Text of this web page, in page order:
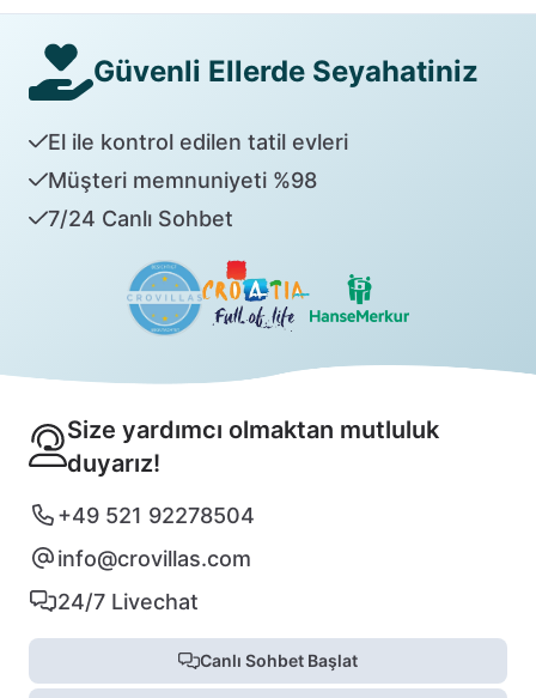
Güvenli Ellerde Seyahatiniz
El ile kontrol edilen tatil evleri
Müşteri memnuniyeti %98
7/24 Canlı Sohbet
Size yardımcı olmaktan mutluluk
duyarız!
+49 521 92278504
info@crovillas.com
24/7 Livechat
Canlı Sohbet Başlat